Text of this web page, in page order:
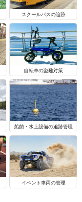
スクールバスの追跡
自転車の盗難対策
船舶・水上設備の追跡管理
イベント車両の管理